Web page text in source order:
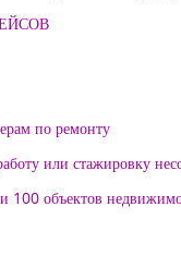
по ремонту
или стажировку
100 объектов